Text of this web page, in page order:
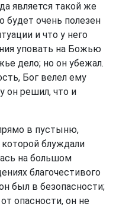
является такой же
будет очень полезен
и что у него
уповать на Божью
дело; но он убежал.
Бог велел ему
он решил, что и
в пустыню,
блуждали
на большом
благочестивого
был в безопасности;
опасности, он не